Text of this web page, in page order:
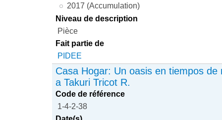
2017 (Accumulation)
Niveau de description
Pièce
Fait partie de
PIDEE
Casa Hogar: Un oasis en tiempos
a Takuri Tricot R.
Code de référence
1-4-2-38